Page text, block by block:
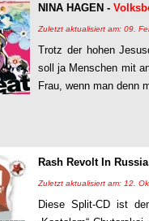
NINA HAGEN -
Zuletzt aktualisiert am: 09.
Trotz der hohen
soll ja Menschen mit
Frau, wenn man denn
Rash Revolt In
Zuletzt aktualisiert am: 12.
Diese Split-CD ist